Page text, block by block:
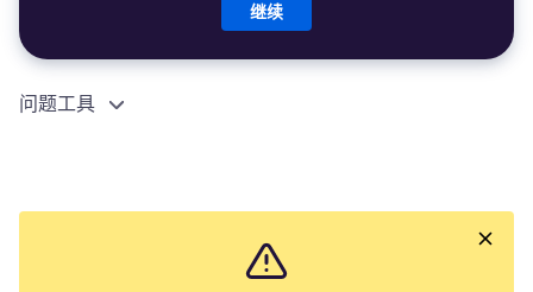
继续
问题工具